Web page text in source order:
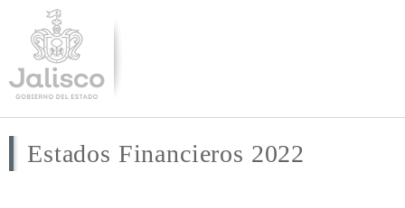
Estados Financieros 2022